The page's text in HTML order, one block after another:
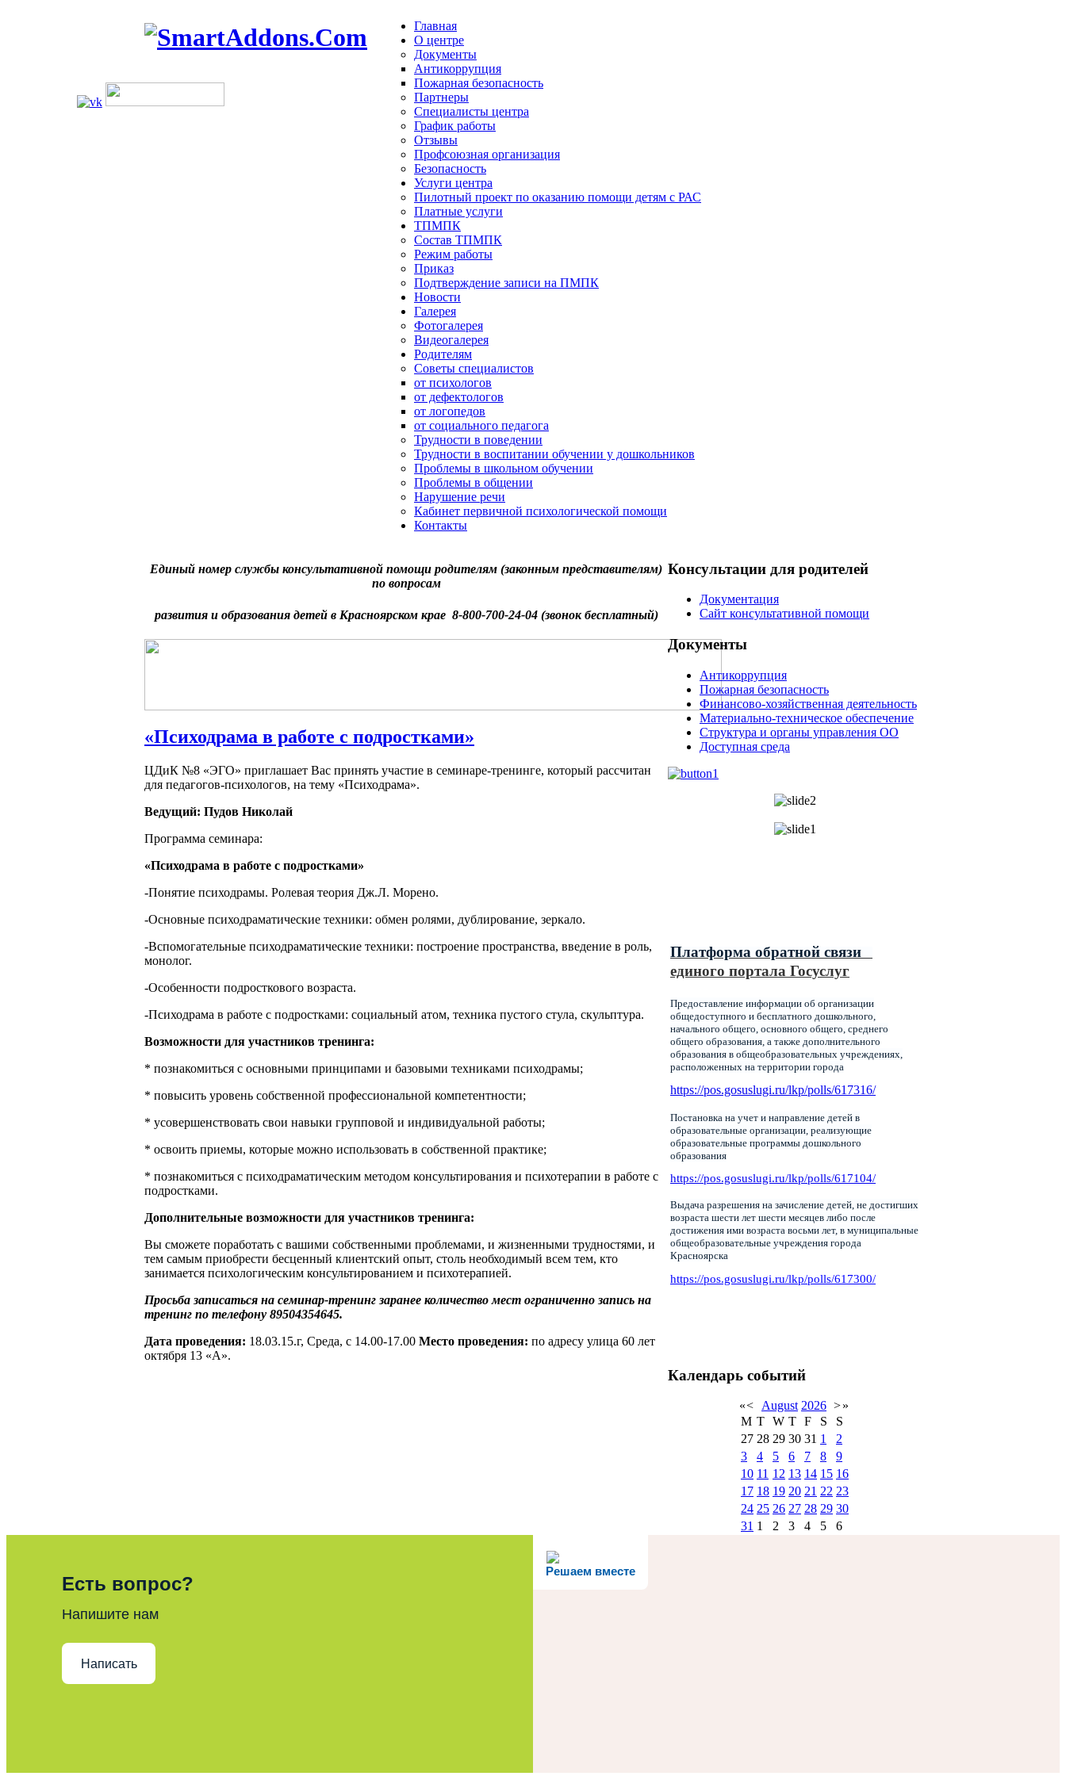
Главная
О центре
Документы
Антикоррупция
Пожарная безопасность
Партнеры
Специалисты центра
График работы
Отзывы
Профсоюзная организация
Безопасность
Услуги центра
Пилотный проект по оказанию помощи детям с РАС
Платные услуги
ТПМПК
Состав ТПМПК
Режим работы
Приказ
Подтверждение записи на ПМПК
Новости
Галерея
Фотогалерея
Видеогалерея
Родителям
Советы специалистов
от психологов
от дефектологов
от логопедов
от социального педагога
Трудности в поведении
Трудности в воспитании обучении у дошкольников
Проблемы в школьном обучении
Проблемы в общении
Нарушение речи
Кабинет первичной психологической помощи
Контакты
Единый номер службы консультативной помощи родителям (законным представителям)
по вопросам
развития и образования детей в Красноярском крае 8-800-700-24-04 (звонок бесплатный)
«Психодрама в работе с подростками»
ЦДиК №8 «ЭГО» приглашает Вас принять участие в семинаре-тренинге, который рассчитан
для педагогов-психологов, на тему «Психодрама».
Ведущий: Пудов Николай
Программа семинара:
«Психодрама в работе с подростками»
-Понятие психодрамы. Ролевая теория Дж.Л. Морено.
-Основные психодраматические техники: обмен ролями, дублирование, зеркало.
-Вспомогательные психодраматические техники: построение пространства, введение в роль,
монолог.
-Особенности подросткового возраста.
-Психодрама в работе с подростками: социальный атом, техника пустого стула, скульптура.
Возможности для участников тренинга:
* познакомиться с основными принципами и базовыми техниками психодрамы;
* повысить уровень собственной профессиональной компетентности;
* усовершенствовать свои навыки групповой и индивидуальной работы;
* освоить приемы, которые можно использовать в собственной практике;
* познакомиться с психодраматическим методом консультирования и психотерапии в работе с
подростками.
Дополнительные возможности для участников тренинга:
Вы сможете поработать с вашими собственными проблемами, и жизненными трудностями, и
тем самым приобрести бесценный клиентский опыт, столь необходимый всем тем, кто
занимается психологическим консультированием и психотерапией.
Просьба записаться на семинар-тренинг заранее количество мест ограниченно запись на
тренинг по телефону 89504354645.
Дата проведения: 18.03.15.г, Среда, с 14.00-17.00 Место проведения: по адресу улица 60 лет
октября 13 «А».
Консультации для родителей
Документация
Сайт консультативной помощи
Документы
Антикоррупция
Пожарная безопасность
Финансово-хозяйственная деятельность
Материально-техническое обеспечение
Структура и органы управления ОО
Доступная среда
Платформа обратной связи
единого портала Госуслуг
Предоставление информации об организации
общедоступного и бесплатного дошкольного,
начального общего, основного общего, среднего
общего образования, а также дополнительного
образования в общеобразовательных учреждениях,
расположенных на территории города
https://pos.gosuslugi.ru/lkp/polls/617316/
Постановка на учет и направление детей в
образовательные организации, реализующие
образовательные программы дошкольного
образования
https://pos.gosuslugi.ru/lkp/polls/617104/
Выдача разрешения на зачисление детей, не достигших
возраста шести лет шести месяцев либо после
достижения ими возраста восьми лет, в муниципальные
общеобразовательные учреждения города
Красноярска
https://pos.gosuslugi.ru/lkp/polls/617300/
Календарь событий
«< August 2026 >»
M T W T F S
S
27 28 29 30 31 1
2
3
4 5 6 7 8
9
10 11 12 13 14 15 16
17 18 19 20 21 22 23
24 25 26 27 28 29 30
31 1 2 3 4 5 6
Решаем вместе
Есть вопрос?
Напишите нам
Написать